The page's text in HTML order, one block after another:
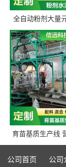
全自动粉剂大量
产设备 信远科技
源头厂
育苗基质生产线
产线 有机肥
公司首页 公司